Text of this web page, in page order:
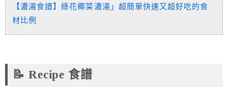
【濃湯食譜】綠花椰菜濃湯」超簡單快速又超好吃的食
材比例
📝 Recipe 食譜